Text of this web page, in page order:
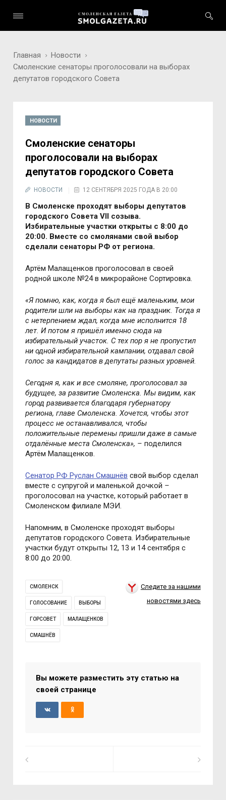
Главная
Новости
Смоленские сенаторы проголосовали на выборах
депутатов городского Совета
НОВОСТИ
Смоленские сенаторы
проголосовали на выборах
депутатов городского Совета
НОВОСТИ 12 СЕНТЯБРЯ 2025 ГОДА В 20:00
В Смоленске проходят выборы депутатов
городского Совета VII созыва.
Избирательные участки открыты с 8:00 до
20:00. Вместе со смолянами свой выбор
сделали сенаторы РФ от региона.
Артём Малащенков проголосовал в своей
родной школе №24 в микрорайоне Сортировка.
«Я помню, как, когда я был ещё маленьким, мои
родители шли на выборы как на праздник. Тогда я
с нетерпением ждал, когда мне исполнится 18
лет. И потом я пришёл именно сюда на
избирательный участок. С тех пор я не пропустил
ни одной избирательной кампании, отдавал свой
голос за кандидатов в депутаты разных уровней.
Сегодня я, как и все смоляне, проголосовал за
будущее, за развитие Смоленска. Мы видим, как
город развивается благодаря губернатору
региона, главе Смоленска. Хочется, чтобы этот
процесс не останавливался, чтобы
положительные перемены пришли даже в самые
отдалённые места Смоленска», –поделился
Артём Малащенков.
Сенатор РФ Руслан Смашнёв свой выбор сделал
вместе с супругой и маленькой дочкой –
проголосовал на участке, который работает в
Смоленском филиале МЭИ.
Напомним, в Смоленске проходят выборы
депутатов городского Совета. Избирательные
участки будут открыты 12, 13 и 14 сентября с
8:00 до 20:00.
СМОЛЕНСК
ГОЛОСОВАНИЕ ВЫБОРЫ
ГОРСОВЕТ МАЛАЩЕНКОВ
СМАШНЁВ
Следите за нашими
новостями здесь
Вы можете разместить эту статью на
своей странице